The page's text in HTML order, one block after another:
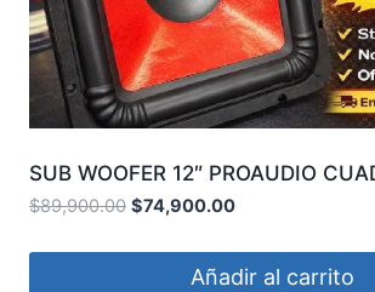
SUB WOOFER 12″ PROAUDIO
SQ12NP-RD 500WTS 4 OHM
$89,900.00 $74,900.00
Añadir al carrito